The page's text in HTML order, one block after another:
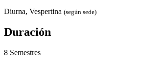
Diurna, Vespertina (según sede)
Duración
8 Semestres